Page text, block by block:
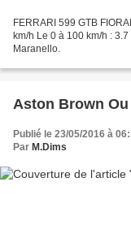
FERRARI 599 GTB
km/h Le 0 à 100 km/h :
Maranello.
Aston Brown
Publié le 23/05/2016 à
Par M.Dims